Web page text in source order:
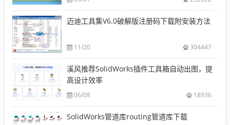
迈迪工具集V6.0破解版注册码下载附安装方法
11/20 304447
溪风推荐SolidWorks插件工具箱自动出图，提
高设计效率
06/08 18936
SolidWorks管道库routing管道库下载